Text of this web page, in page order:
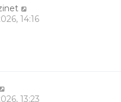
14:16
13:23